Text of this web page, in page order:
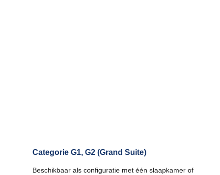
Categorie G1, G2 (Grand Suite)
Beschikbaar als configuratie met één slaapkamer of